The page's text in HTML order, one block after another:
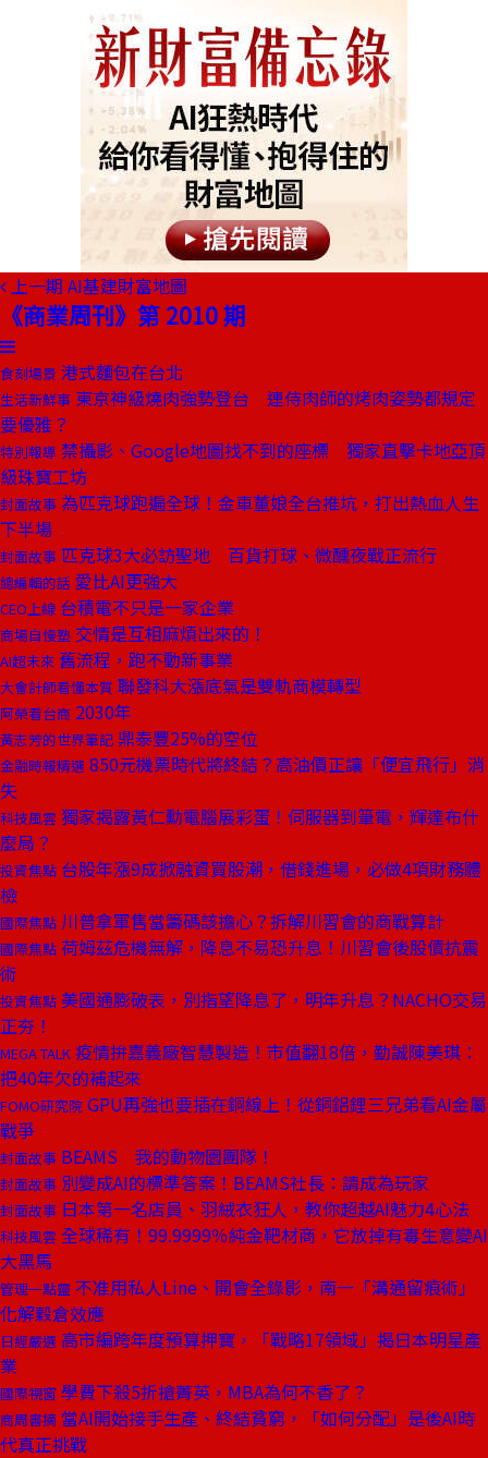
上一期 AI基建財富地圖
《商業周刊》第 2010 期
食刻場景 港式麵包在台北
生活新鮮事 東京神級燒肉強勢登台 連侍肉師的烤肉姿勢都規定
要優雅？
特別報導 禁攝影、Google地圖找不到的座標 獨家直擊卡地亞頂
級珠寶工坊
封面故事 為匹克球跑遍全球！金車董娘全台推坑，打出熱血人生
下半場
封面故事 匹克球3大必訪聖地 百貨打球、微醺夜戰正流行
總編輯的話 愛比AI更強大
CEO上線 台積電不只是一家企業
商場自慢塾 交情是互相麻煩出來的！
AI超未來 舊流程，跑不動新事業
大會計師看懂本質 聯發科大漲底氣是雙軌商模轉型
阿榮看台商 2030年
黃志芳的世界筆記 鼎泰豐25%的空位
金融時報精選 850元機票時代將終結？高油價正讓「便宜飛行」消
失
科技風雲 獨家揭露黃仁勳電腦展彩蛋！伺服器到筆電，輝達布什
麼局？
投資焦點 台股年漲9成掀融資買股潮，借錢進場，必做4項財務體
檢
國際焦點 川普拿軍售當籌碼該擔心？拆解川習會的商戰算計
國際焦點 荷姆茲危機無解，降息不易恐升息！川習會後股債抗震
術
投資焦點 美國通膨破表，別指望降息了，明年升息？NACHO交易
正夯！
MEGA TALK 疫情拚嘉義廠智慧製造！市值翻18倍，勤誠陳美琪：
把40年欠的補起來
FOMO研究院 GPU再強也要插在銅線上！從銅鋁鋰三兄弟看AI金屬
戰爭
封面故事 BEAMS 我的動物園團隊！
封面故事 別變成AI的標準答案！BEAMS社長：請成為玩家
封面故事 日本第一名店員、羽絨衣狂人，教你超越AI魅力4心法
科技風雲 全球稀有！99.9999％純金靶材商，它放掉有毒生意變AI
大黑馬
管理一點靈 不准用私人Line、開會全錄影，南一「溝通留痕術」
化解穀倉效應
日經嚴選 高市編跨年度預算押寶，「戰略17領域」揭日本明星產
業
國際視窗 學費下殺5折搶菁英，MBA為何不香了？
商周書摘 當AI開始接手生產、終結貧窮，「如何分配」是後AI時
代真正挑戰